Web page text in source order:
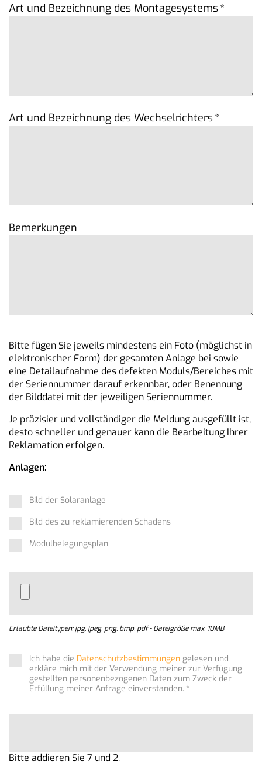
Art und Bezeichnung des Montagesystems*
Art und Bezeichnung des Wechselrichters*
Bemerkungen
Bitte fügen Sie jeweils mindestens ein Foto (möglichst in
elektronischer Form) der gesamten Anlage bei sowie
eine Detailaufnahme des defekten Moduls/Bereiches mit
der Seriennummer darauf erkennbar, oder Benennung
der Bilddatei mit der jeweiligen Seriennummer.
Je präzisier und vollständiger die Meldung ausgefüllt ist,
desto schneller und genauer kann die Bearbeitung Ihrer
Reklamation erfolgen.
Anlagen:
Bild der Solaranlage
Bild des zu reklamierenden Schadens
Modulbelegungsplan
Erlaubte Dateitypen: jpg, jpeg, png, bmp, pdf - Dateigröße max. 10MB
Ich habe die Datenschutzbestimmungen gelesen und
erkläre mich mit der Verwendung meiner zur Verfügung
gestellten personenbezogenen Daten zum Zweck der
Erfüllung meiner Anfrage einverstanden. *
Bitte addieren Sie 7 und 2.